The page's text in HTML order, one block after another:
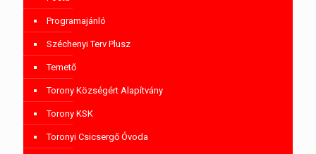
Programajánló
Széchenyi Terv Plusz
Temető
Torony Községért Alapítvány
Torony KSK
Toronyi Csicsergő Óvoda